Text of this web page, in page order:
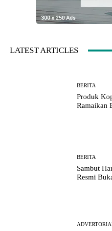
LATEST ARTICLES
BERITA
Produk
Ramaikan
BERITA
Sambut
Resmi